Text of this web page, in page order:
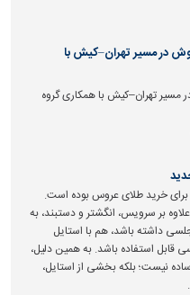
در مسیر تهران–کیش با
مسیر تهران–کیش با همکاری گروه
برای خرید طلای عروس بوده است.
بر سرویس، انگشتر و دستبند، به
داشته باشد، هم با استایل
استفاده باشد. به همین دلیل،
نیست؛ بلکه بخشی از استایل،